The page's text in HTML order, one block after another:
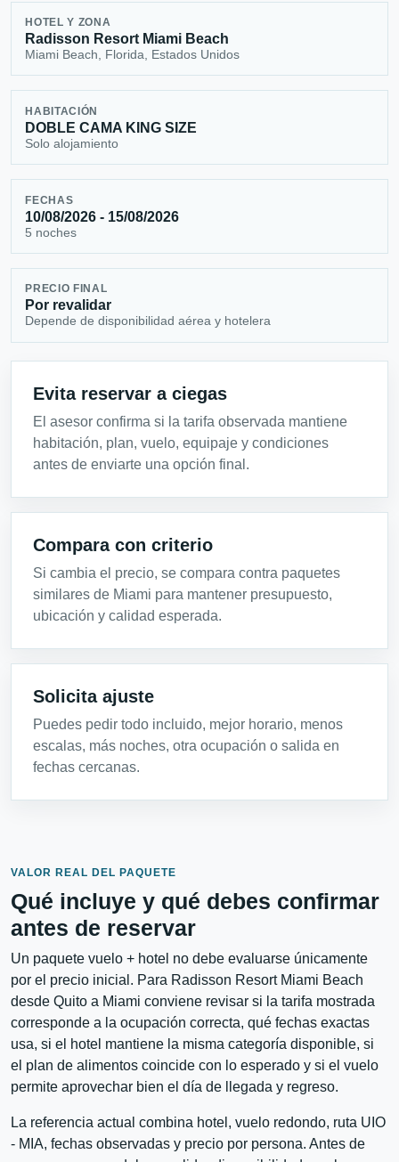
HOTEL Y ZONA
Radisson Resort Miami Beach
Miami Beach, Florida, Estados Unidos
HABITACIÓN
DOBLE CAMA KING SIZE
Solo alojamiento
FECHAS
10/08/2026 - 15/08/2026
5 noches
PRECIO FINAL
Por revalidar
Depende de disponibilidad aérea y hotelera
Evita reservar a ciegas
El asesor confirma si la tarifa observada mantiene
habitación, plan, vuelo, equipaje y condiciones
antes de enviarte una opción final.
Compara con criterio
Si cambia el precio, se compara contra paquetes
similares de Miami para mantener presupuesto,
ubicación y calidad esperada.
Solicita ajuste
Puedes pedir todo incluido, mejor horario, menos
escalas, más noches, otra ocupación o salida en
fechas cercanas.
VALOR REAL DEL PAQUETE
Qué incluye y qué debes confirmar
antes de reservar
Un paquete vuelo + hotel no debe evaluarse únicamente
por el precio inicial. Para Radisson Resort Miami Beach
desde Quito a Miami conviene revisar si la tarifa mostrada
corresponde a la ocupación correcta, qué fechas exactas
usa, si el hotel mantiene la misma categoría disponible, si
el plan de alimentos coincide con lo esperado y si el vuelo
permite aprovechar bien el día de llegada y regreso.
La referencia actual combina hotel, vuelo redondo, ruta UIO
- MIA, fechas observadas y precio por persona. Antes de